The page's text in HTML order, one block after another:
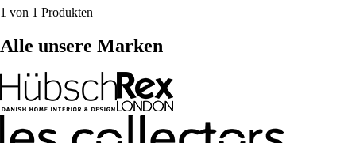
1 von 1 Produkten
Alle unsere Marken